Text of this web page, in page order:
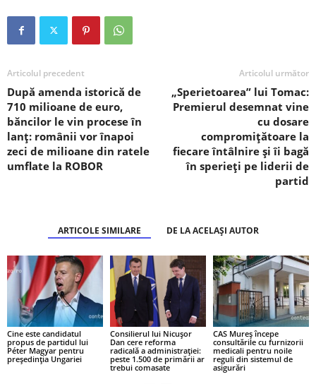
Articolul precedent
După amenda istorică de
710 milioane de euro,
băncilor le vin procese în
lanț: românii vor înapoi
zeci de milioane din ratele
umflate la ROBOR
Articolul următor
„Sperietoarea” lui Tomac:
Premierul desemnat vine
cu dosare
compromițătoare la
fiecare întâlnire și îi bagă
în sperieți pe liderii de
partid
ARTICOLE SIMILARE DE LA ACELAȘI AUTOR
Cine este candidatul
propus de partidul lui
Péter Magyar pentru
președinția Ungariei
Consilierul lui Nicușor
Dan cere reforma
radicală a administrației:
peste 1.500 de primării ar
trebui comasate
CAS Mureș începe
consultările cu furnizorii
medicali pentru noile
reguli din sistemul de
asigurări